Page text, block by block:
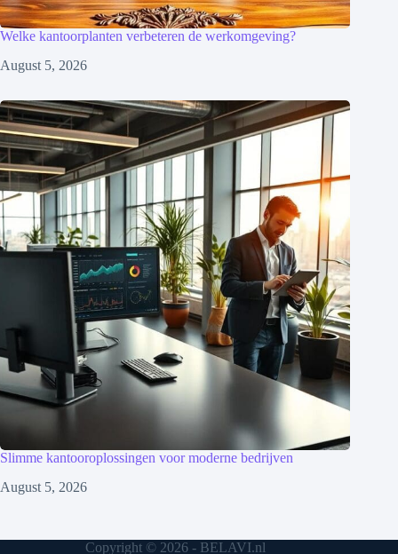
Welke kantoorplanten verbeteren de werkomgeving?
August 5, 2026
Slimme kantooroplossingen voor moderne bedrijven
August 5, 2026
Copyright © 2026 - BELAVI.nl